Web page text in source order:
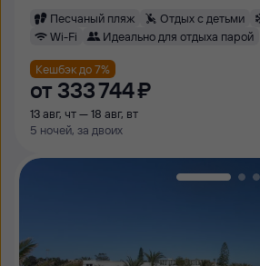
Песчаный пляж Отдых с детьми
Wi-Fi
Идеально для отдыха парой
Кешбэк до 7%
от 333 ⁠744 ⁠₽
13 авг, чт — 18 авг, вт
5 ночей, за двоих